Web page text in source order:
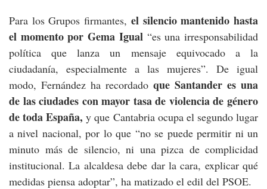
Para los Grupos firmantes, el silencio mantenido hasta
el momento por Gema Igual “es una irresponsabilidad
política que lanza un mensaje equivocado a la
ciudadanía, especialmente a las mujeres”. De igual
modo, Fernández ha recordado que Santander es una
de las ciudades con mayor tasa de violencia de género
de toda España, y que Cantabria ocupa el segundo lugar
a nivel nacional, por lo que “no se puede permitir ni un
minuto más de silencio, ni una pizca de complicidad
institucional. La alcaldesa debe dar la cara, explicar qué
medidas piensa adoptar”, ha matizado el edil del PSOE.